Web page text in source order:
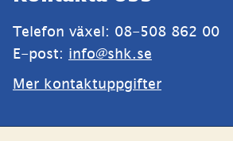
Telefon växel: 08-508 862 00
E-post: info@shk.se
Mer kontaktuppgifter